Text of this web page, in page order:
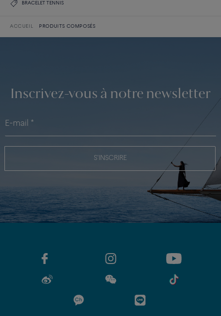
BRACELET TENNIS
ACCUEIL PRODUITS COMPOSÉS
Inscrivez-vous à notre newsletter
S'INSCRIRE